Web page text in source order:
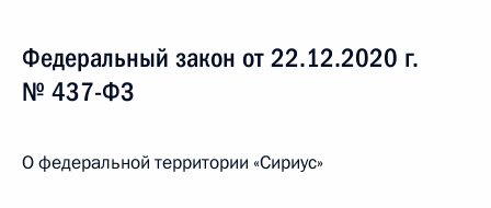
Федеральный закон от 22.12.2020 г.
№ 437-ФЗ
О федеральной территории «Сириус»